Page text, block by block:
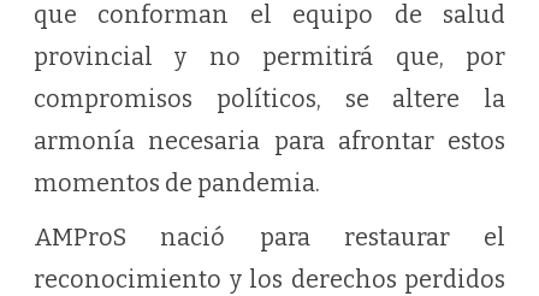
que conforman el equipo de salud
provincial y no permitirá que, por
compromisos políticos, se altere la
armonía necesaria para afrontar estos
momentos de pandemia.
AMProS nació para restaurar el
reconocimiento y los derechos perdidos